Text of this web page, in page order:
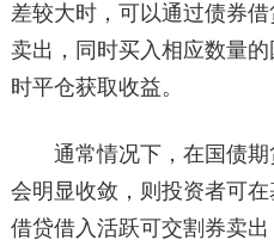
差较大时，可以通过债券
卖出，同时买入相应数量
时平仓获取收益。
通常情况下，在国债期
会明显收敛，则投资者可
借贷借入活跃可交割券卖